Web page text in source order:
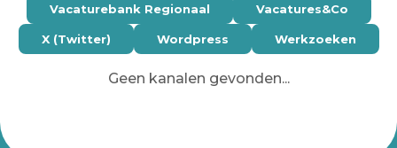
Vacaturebank Regionaal Vacatures&Co
X (Twitter) Wordpress Werkzoeken
Geen kanalen gevonden...